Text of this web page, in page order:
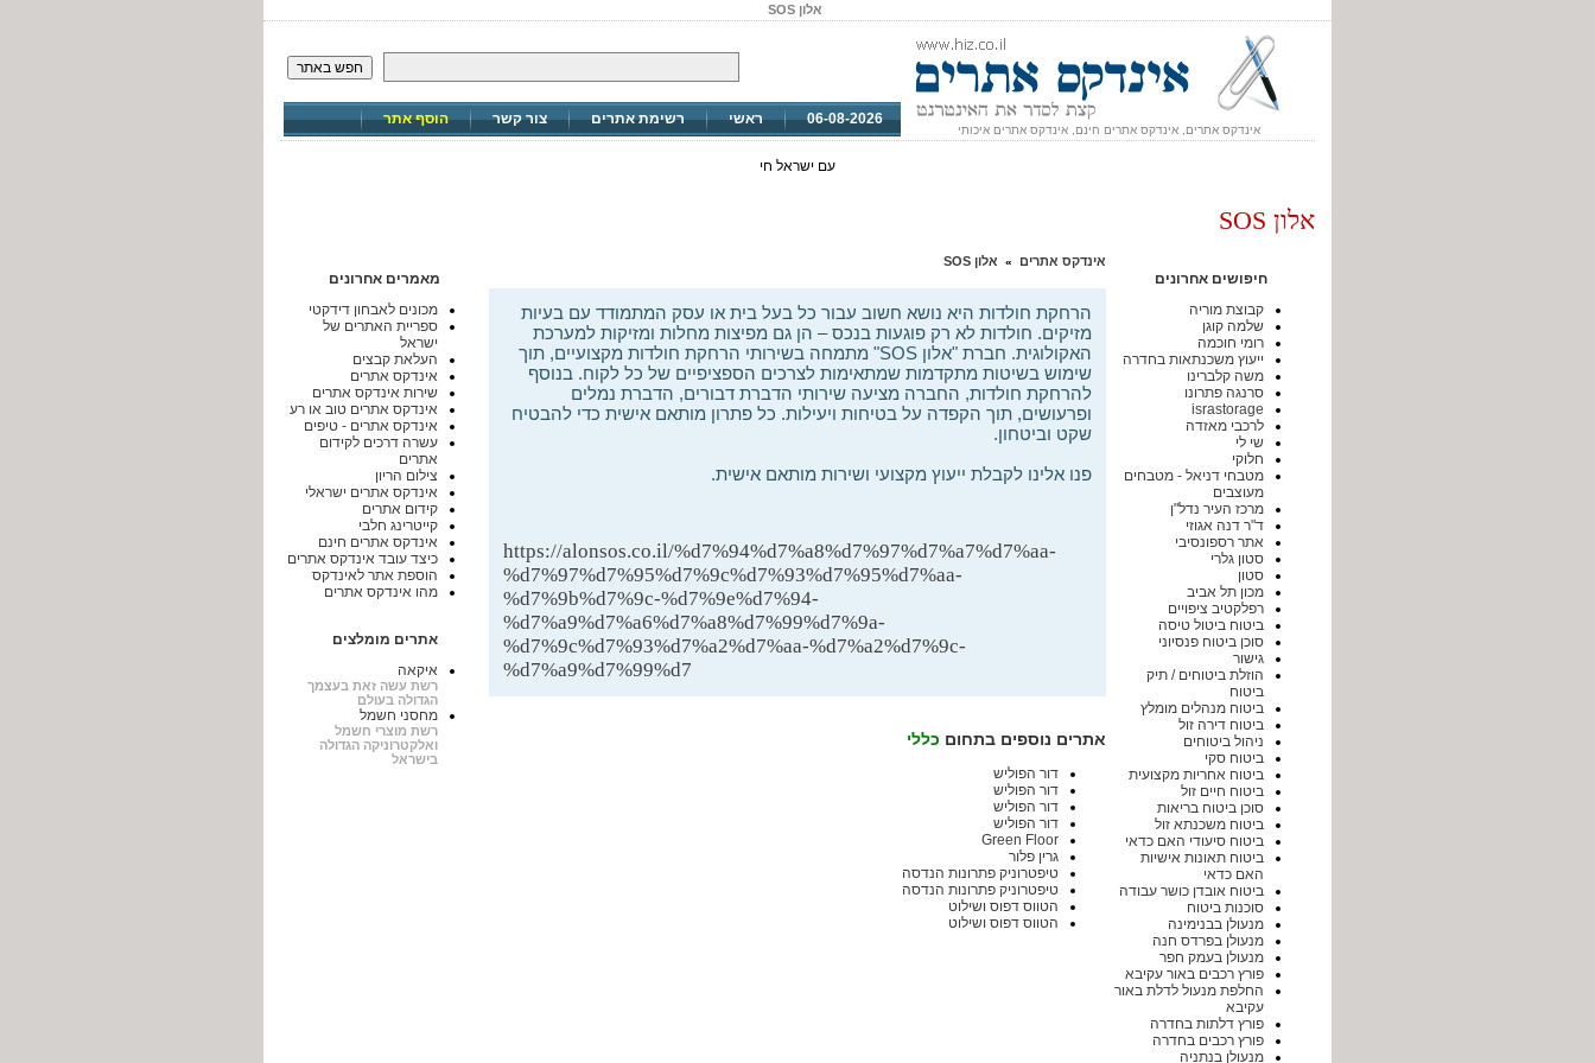
אלון SOS
אינדקס אתרים, אינדקס אתרים חינם, אינדקס אתרים איכותי
חפש באתר
06-08-2026 ראשי רשימת אתרים צור קשר הוסף אתר
עם ישראל חי
אלון SOS
חיפושים אחרונים
קבוצת מוריה
שלמה קוגן
רומי חוכמה
ייעוץ משכנתאות בחדרה
משה קלברינו
סרנגה פתרונו
israstorage
לרכבי מאזדה
שי לי
חלוקי
מטבחי דניאל - מטבחים
מעוצבים
מרכז העיר נדל"ן
ד"ר דנה אגוזי
אתר רספונסיבי
סטון גלרי
סטון
מכון תל אביב
רפלקטיב ציפויים
ביטוח ביטול טיסה
סוכן ביטוח פנסיוני
גישור
הוזלת ביטוחים / תיק
ביטוח
ביטוח מנהלים מומלץ
ביטוח דירה זול
ניהול ביטוחים
ביטוח סקי
ביטוח אחריות מקצועית
ביטוח חיים זול
סוכן ביטוח בריאות
ביטוח משכנתא זול
ביטוח סיעודי האם כדאי
ביטוח תאונות אישיות
האם כדאי
ביטוח אובדן כושר עבודה
סוכנות ביטוח
מנעולן בבנימינה
מנעולן בפרדס חנה
מנעולן בעמק חפר
פורץ רכבים באור עקיבא
החלפת מנעול לדלת באור
עקיבא
פורץ דלתות בחדרה
פורץ רכבים בחדרה
מנעולן בנתניה
אינדקס אתרים » אלון SOS
הרחקת חולדות היא נושא חשוב עבור כל בעל בית או עסק המתמודד עם בעיות
מזיקים. חולדות לא רק פוגעות בנכס – הן גם מפיצות מחלות ומזיקות למערכת
האקולוגית. חברת "אלון SOS" מתמחה בשירותי הרחקת חולדות מקצועיים, תוך
שימוש בשיטות מתקדמות שמתאימות לצרכים הספציפיים של כל לקוח. בנוסף
להרחקת חולדות, החברה מציעה שירותי הדברת דבורים, הדברת נמלים
ופרעושים, תוך הקפדה על בטיחות ויעילות. כל פתרון מותאם אישית כדי להבטיח
שקט וביטחון.
פנו אלינו לקבלת ייעוץ מקצועי ושירות מותאם אישית.
https://alonsos.co.il/%d7%94%d7%a8%d7%97%d7%a7%d7%aa-
%d7%97%d7%95%d7%9c%d7%93%d7%95%d7%aa-
%d7%9b%d7%9c-%d7%9e%d7%94-
%d7%a9%d7%a6%d7%a8%d7%99%d7%9a-
%d7%9c%d7%93%d7%a2%d7%aa-%d7%a2%d7%9c-
%d7%a9%d7%99%d7
אתרים נוספים בתחום כללי
דור הפוליש
דור הפוליש
דור הפוליש
דור הפוליש
Green Floor
גרין פלור
טיפטרוניק פתרונות הנדסה
טיפטרוניק פתרונות הנדסה
הטווס דפוס ושילוט
הטווס דפוס ושילוט
מאמרים אחרונים
מכונים לאבחון דידקטי
ספריית האתרים של
ישראל
העלאת קבצים
אינדקס אתרים
שירות אינדקס אתרים
אינדקס אתרים טוב או רע
אינדקס אתרים - טיפים
עשרה דרכים לקידום
אתרים
צילום הריון
אינדקס אתרים ישראלי
קידום אתרים
קייטרינג חלבי
אינדקס אתרים חינם
כיצד עובד אינדקס אתרים
הוספת אתר לאינדקס
מהו אינדקס אתרים
אתרים מומלצים
איקאה
רשת עשה זאת בעצמך
הגדולה בעולם
מחסני חשמל
רשת מוצרי חשמל
ואלקטרוניקה הגדולה
בישראל